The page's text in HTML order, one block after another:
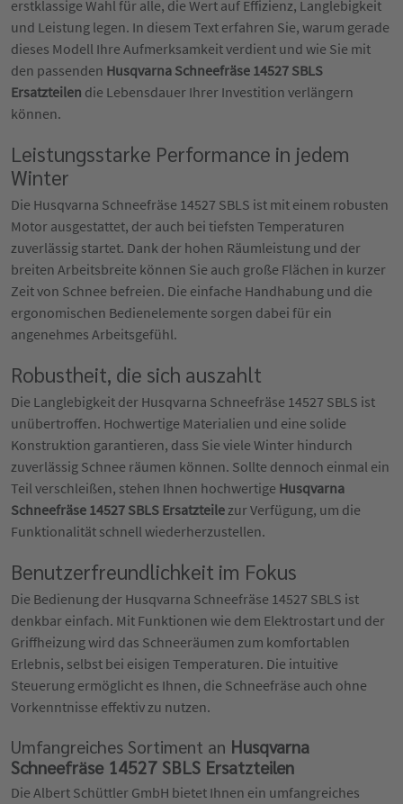
erstklassige Wahl für alle, die Wert auf Effizienz, Langlebigkeit
und Leistung legen. In diesem Text erfahren Sie, warum gerade
dieses Modell Ihre Aufmerksamkeit verdient und wie Sie mit
den passenden Husqvarna Schneefräse 14527 SBLS
Ersatzteilen die Lebensdauer Ihrer Investition verlängern
können.
Leistungsstarke Performance in jedem
Winter
Die Husqvarna Schneefräse 14527 SBLS ist mit einem robusten
Motor ausgestattet, der auch bei tiefsten Temperaturen
zuverlässig startet. Dank der hohen Räumleistung und der
breiten Arbeitsbreite können Sie auch große Flächen in kurzer
Zeit von Schnee befreien. Die einfache Handhabung und die
ergonomischen Bedienelemente sorgen dabei für ein
angenehmes Arbeitsgefühl.
Robustheit, die sich auszahlt
Die Langlebigkeit der Husqvarna Schneefräse 14527 SBLS ist
unübertroffen. Hochwertige Materialien und eine solide
Konstruktion garantieren, dass Sie viele Winter hindurch
zuverlässig Schnee räumen können. Sollte dennoch einmal ein
Teil verschleißen, stehen Ihnen hochwertige Husqvarna
Schneefräse 14527 SBLS Ersatzteile zur Verfügung, um die
Funktionalität schnell wiederherzustellen.
Benutzerfreundlichkeit im Fokus
Die Bedienung der Husqvarna Schneefräse 14527 SBLS ist
denkbar einfach. Mit Funktionen wie dem Elektrostart und der
Griffheizung wird das Schneeräumen zum komfortablen
Erlebnis, selbst bei eisigen Temperaturen. Die intuitive
Steuerung ermöglicht es Ihnen, die Schneefräse auch ohne
Vorkenntnisse effektiv zu nutzen.
Umfangreiches Sortiment an Husqvarna
Schneefräse 14527 SBLS Ersatzteilen
Die Albert Schüttler GmbH bietet Ihnen ein umfangreiches